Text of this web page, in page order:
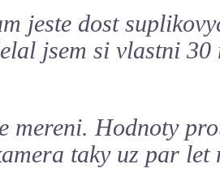
jeste dost
jsem si vlastni
mereni. Hodnoty
taky uz par